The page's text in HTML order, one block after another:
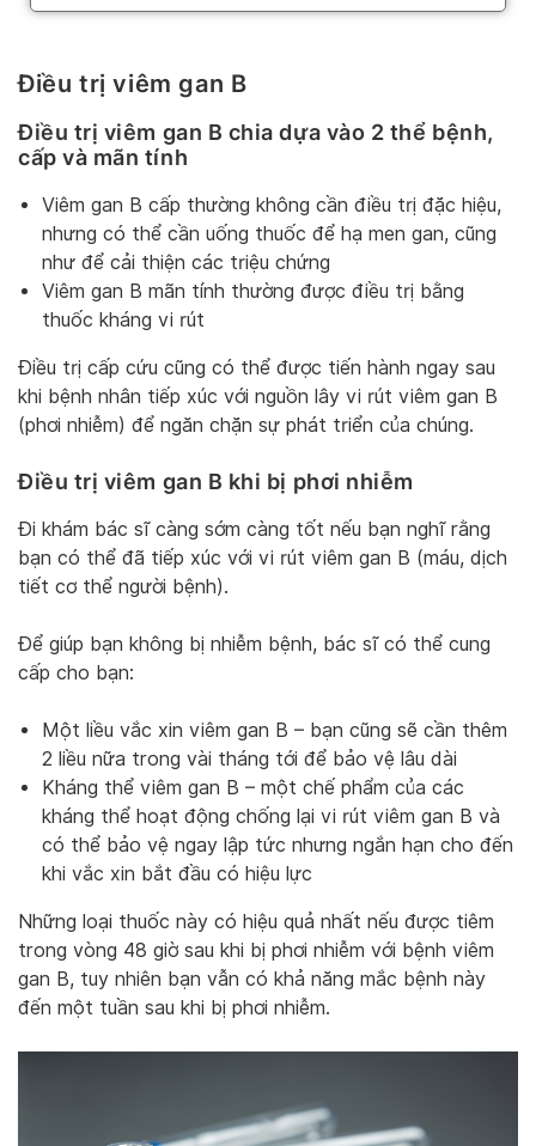
Điều trị viêm gan B
Điều trị viêm gan B chia dựa vào 2 thể bệnh,
cấp và mãn tính
Viêm gan B cấp thường không cần điều trị đặc hiệu,
nhưng có thể cần uống thuốc để hạ men gan, cũng
như để cải thiện các triệu chứng
Viêm gan B mãn tính thường được điều trị bằng
thuốc kháng vi rút
Điều trị cấp cứu cũng có thể được tiến hành ngay sau
khi bệnh nhân tiếp xúc với nguồn lây vi rút viêm gan B
(phơi nhiễm) để ngăn chặn sự phát triển của chúng.
Điều trị viêm gan B khi bị phơi nhiễm
Đi khám bác sĩ càng sớm càng tốt nếu bạn nghĩ rằng
bạn có thể đã tiếp xúc với vi rút viêm gan B (máu, dịch
tiết cơ thể người bệnh).
Để giúp bạn không bị nhiễm bệnh, bác sĩ có thể cung
cấp cho bạn:
Một liều vắc xin viêm gan B – bạn cũng sẽ cần thêm
2 liều nữa trong vài tháng tới để bảo vệ lâu dài
Kháng thể viêm gan B – một chế phẩm của các
kháng thể hoạt động chống lại vi rút viêm gan B và
có thể bảo vệ ngay lập tức nhưng ngắn hạn cho đến
khi vắc xin bắt đầu có hiệu lực
Những loại thuốc này có hiệu quả nhất nếu được tiêm
trong vòng 48 giờ sau khi bị phơi nhiễm với bệnh viêm
gan B, tuy nhiên bạn vẫn có khả năng mắc bệnh này
đến một tuần sau khi bị phơi nhiễm.